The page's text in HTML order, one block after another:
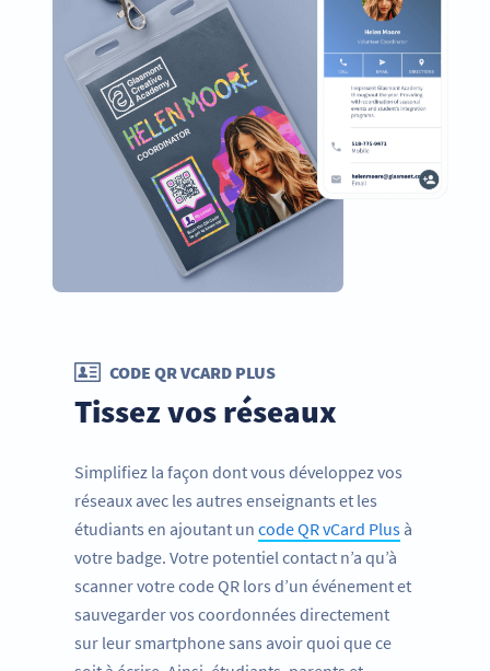
CODE QR VCARD PLUS
Tissez vos réseaux
Simplifiez la façon dont vous développez vos
réseaux avec les autres enseignants et les
étudiants en ajoutant un code QR vCard Plus à
votre badge. Votre potentiel contact n’a qu’à
scanner votre code QR lors d’un événement et
sauvegarder vos coordonnées directement
sur leur smartphone sans avoir quoi que ce